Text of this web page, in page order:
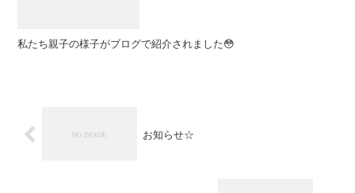
私たち親子の様子がブログで紹介されました😳
お知らせ☆